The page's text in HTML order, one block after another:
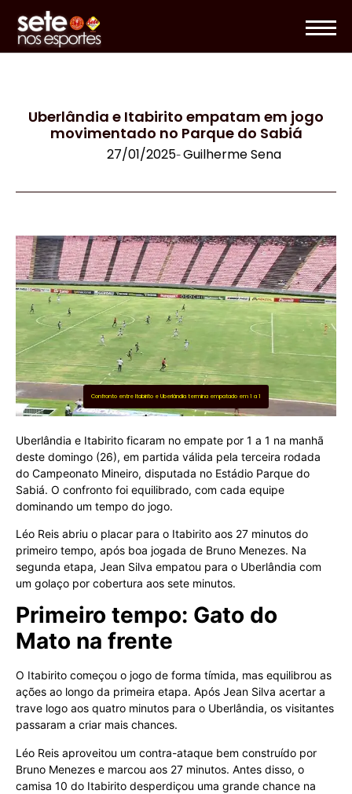
Uberlândia e Itabirito empatam em jogo
movimentado no Parque do Sabiá
27/01/2025-Guilherme Sena
Confronto entre Itabirito e Uberlândia termina empatado em 1 a 1
Uberlândia e Itabirito ficaram no empate por 1 a 1 na manhã
deste domingo (26), em partida válida pela terceira rodada
do Campeonato Mineiro, disputada no Estádio Parque do
Sabiá. O confronto foi equilibrado, com cada equipe
dominando um tempo do jogo.
Léo Reis abriu o placar para o Itabirito aos 27 minutos do
primeiro tempo, após boa jogada de Bruno Menezes. Na
segunda etapa, Jean Silva empatou para o Uberlândia com
um golaço por cobertura aos sete minutos.
Primeiro tempo: Gato do
Mato na frente
O Itabirito começou o jogo de forma tímida, mas equilibrou as
ações ao longo da primeira etapa. Após Jean Silva acertar a
trave logo aos quatro minutos para o Uberlândia, os visitantes
passaram a criar mais chances.
Léo Reis aproveitou um contra-ataque bem construído por
Bruno Menezes e marcou aos 27 minutos. Antes disso, o
camisa 10 do Itabirito desperdiçou uma grande chance na